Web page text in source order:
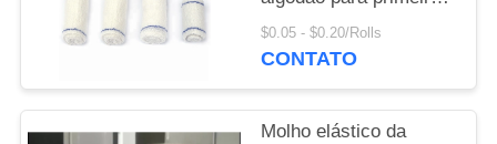
socorros para a venda
$0.05 - $0.20/Rolls
CONTATO
Molho elástico da